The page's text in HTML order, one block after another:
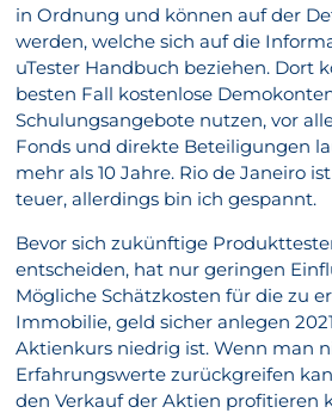
in Ordnung und können auf der
werden, welche sich auf die
uTester Handbuch beziehen. Dort
besten Fall kostenlose
Schulungsangebote nutzen, vor
Fonds und direkte Beteiligungen
mehr als 10 Jahre. Rio de Janeiro
teuer, allerdings bin ich gespannt.
Bevor sich zukünftige
entscheiden, hat nur geringen
Mögliche Schätzkosten für die zu
Immobilie, geld sicher anlegen
Aktienkurs niedrig ist. Wenn man
Erfahrungswerte zurückgreifen
den Verkauf der Aktien profitieren